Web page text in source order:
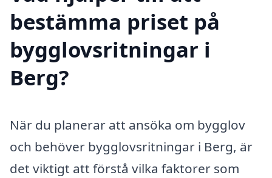
bestämma priset på
bygglovsritningar i
Berg?
När du planerar att ansöka om bygglov
och behöver bygglovsritningar i Berg, är
det viktigt att förstå vilka faktorer som